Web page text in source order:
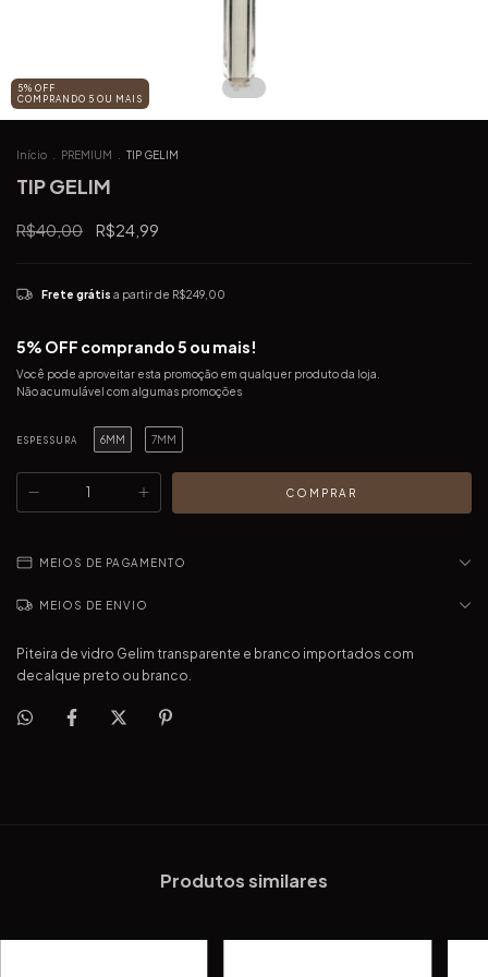
5% OFF
COMPRANDO 5 OU MAIS
Início PREMIUM TIP GELIM
TIP GELIM
R$40,00 R$24,99
Frete grátis a partir de R$249,00
5% OFF comprando 5 ou mais!
Você pode aproveitar esta promoção em qualquer produto da loja.
Não acumulável com algumas promoções
ESPESSURA 6MM 7MM
MEIOS DE PAGAMENTO
MEIOS DE ENVIO
Piteira de vidro Gelim transparente e branco importados com
decalque preto ou branco.
Produtos similares